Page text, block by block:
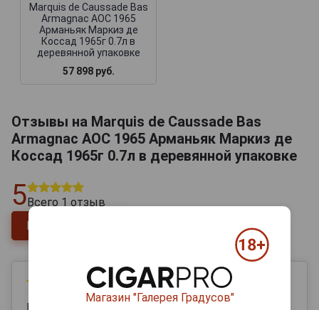
Marquis de Caussade Bas
Armagnac AOC 1965
Арманьяк Маркиз де
Коссад 1965г 0.7л в
деревянной упаковке
57 898 руб.
Отзывы на Marquis de Caussade Bas
Armagnac AOC 1965 Арманьяк Маркиз де
Коссад 1965г 0.7л в деревянной упаковке
5Всего 1 отзыв
Напишите отзыв
19 сентября 2025
Иван
Магазин "Галерея Градусов"